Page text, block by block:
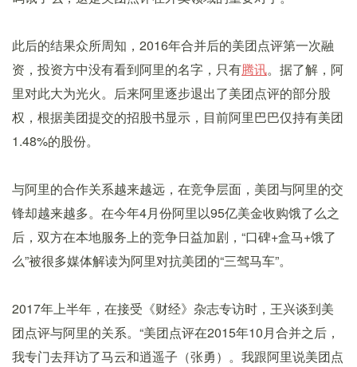
此后的结果众所周知，2016年合并后的美团点评第一次融
资，投资方中没有看到阿里的名字，只有腾讯。据了解，阿
里对此大为光火。后来阿里逐步退出了美团点评的部分股
权，根据美团提交的招股书显示，目前阿里巴巴仅持有美团
1.48%的股份。
与阿里的合作关系越来越远，在竞争层面，美团与阿里的交
锋却越来越多。在今年4月份阿里以95亿美金收购饿了么之
后，双方在本地服务上的竞争日益加剧，“口碑+盒马+饿了
么”被很多媒体解读为阿里对抗美团的“三驾马车”。
2017年上半年，在接受《财经》杂志专访时，王兴谈到美
团点评与阿里的关系。“美团点评在2015年10月合并之后，
我专门去拜访了马云和逍遥子（张勇）。我跟阿里说美团点